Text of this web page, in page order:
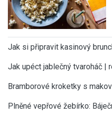
Jak si připravit kasinový
Jak upéct jablečný tvaroháč |
Bramborové kroketky s
Plněné vepřové žebírko: